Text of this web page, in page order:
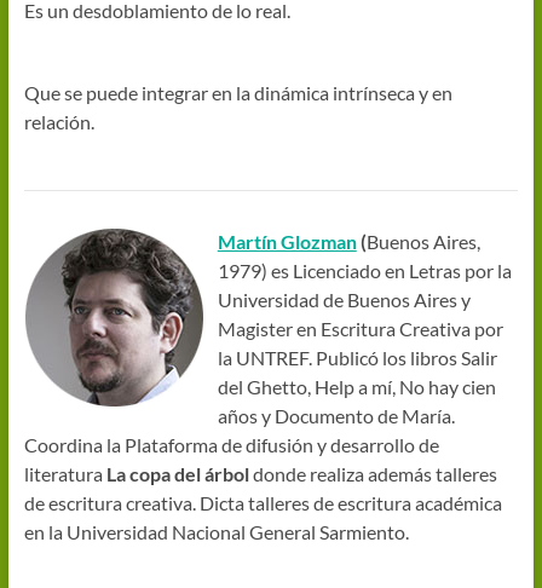
Es un desdoblamiento de lo real.
Que se puede integrar en la dinámica intrínseca y en
relación.
Martín Glozman(Buenos Aires,
1979) es Licenciado en Letras por la
Universidad de Buenos Aires y
Magister en Escritura Creativa por
la UNTREF. Publicó los libros Salir
del Ghetto, Help a mí, No hay cien
años y Documento de María.
Coordina la Plataforma de difusión y desarrollo de
literatura La copa del árboldonde realiza además talleres
de escritura creativa. Dicta talleres de escritura académica
en la Universidad Nacional General Sarmiento.